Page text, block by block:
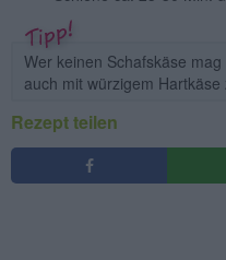
Wer keinen Schafskäse
auch mit würzigem Hartkäse
Rezept teilen